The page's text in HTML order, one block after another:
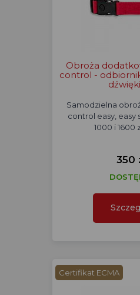
Obroża
control -
Samodzielna
control easy, easy
1000 i 1600
350
Certifikat ECMA